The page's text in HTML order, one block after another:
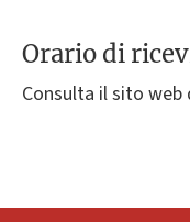
Orario di
Consulta il sito web